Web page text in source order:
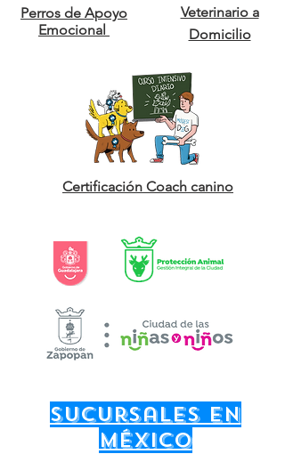
Perros de Apoyo
Emocional
Veterinario a
Domicilio
Certificación Coach canino
sucursales en
México